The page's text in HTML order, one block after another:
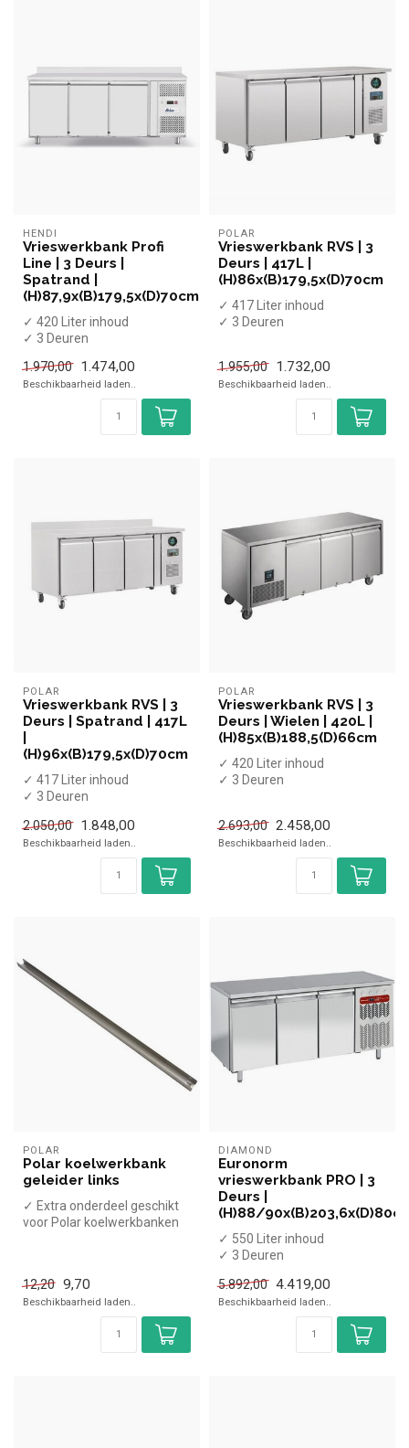
HENDI
Vrieswerkbank Profi
Line | 3 Deurs |
Spatrand |
(H)87,9x(B)179,5x(D)70cm
✓ 420 Liter inhoud
✓ 3 Deuren
✓ Geforceerd
✓ Breedte 17...
1.970,00 1.474,00
Beschikbaarheid laden..
POLAR
Vrieswerkbank RVS | 3
Deurs | 417L |
(H)86x(B)179,5x(D)70cm
✓ 417 Liter inhoud
✓ 3 Deuren
✓ Breedte 17...
1.955,00 1.732,00
Beschikbaarheid laden..
POLAR
Vrieswerkbank RVS | 3
Deurs | Spatrand | 417L
(H)96x(B)179,5x(D)70cm
✓ 417 Liter inhoud
✓ 3 Deuren
✓ -20 tot -10 graden
✓ Breedte 17...
2.050,00 1.848,00
Beschikbaarheid laden..
POLAR
Vrieswerkbank RVS | 3
Deurs | Wielen | 420L |
(H)85x(B)188,5(D)66cm
✓ 420 Liter inhoud
✓ 3 Deuren
✓ Breedte 18...
2.693,00 2.458,00
Beschikbaarheid laden..
POLAR
Polar koelwerkbank
geleider links
✓ Extra onderdeel geschikt
voor Polar koelwerkbanken
12,20 9,70
Beschikbaarheid laden..
DIAMOND
Euronorm
vrieswerkbank PRO | 3
Deurs |
(H)88/
✓ 550 Liter inhoud
✓ 3 Deuren
✓ -20 tot -10 graden
✓ Breedte 20...
5.892,00 4.419,00
Beschikbaarheid laden..